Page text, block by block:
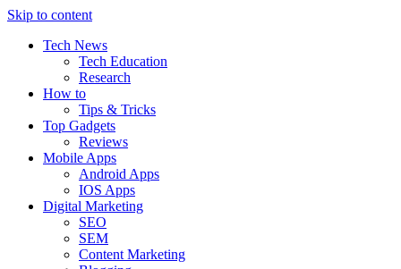
Skip to content
Tech News
Tech Education
Research
How to
Tips & Tricks
Top Gadgets
Reviews
Mobile Apps
Android Apps
IOS Apps
Digital Marketing
SEO
SEM
Content Marketing